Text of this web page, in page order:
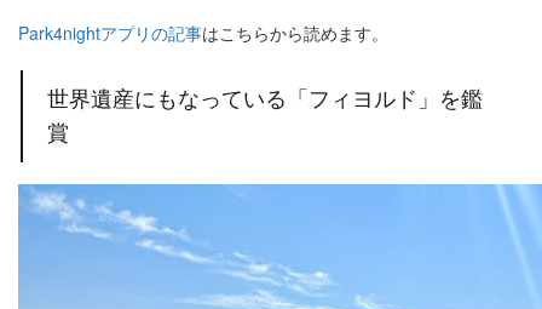
Park4nightアプリの記事はこちらから読めます。
世界遺産にもなっている「フィヨルド」を鑑
賞